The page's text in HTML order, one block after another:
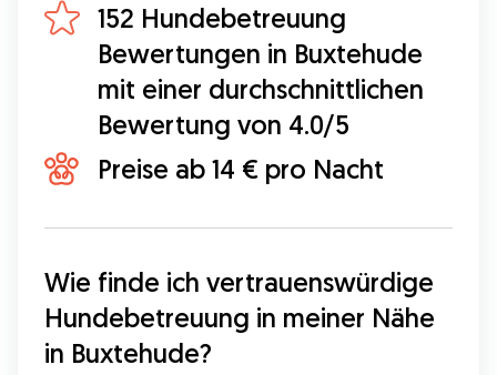
152 Hundebetreuung
Bewertungen in Buxtehude
mit einer durchschnittlichen
Bewertung von 4.0/5
Preise ab 14 € pro Nacht
Wie finde ich vertrauenswürdige
Hundebetreuung in meiner Nähe
in Buxtehude?